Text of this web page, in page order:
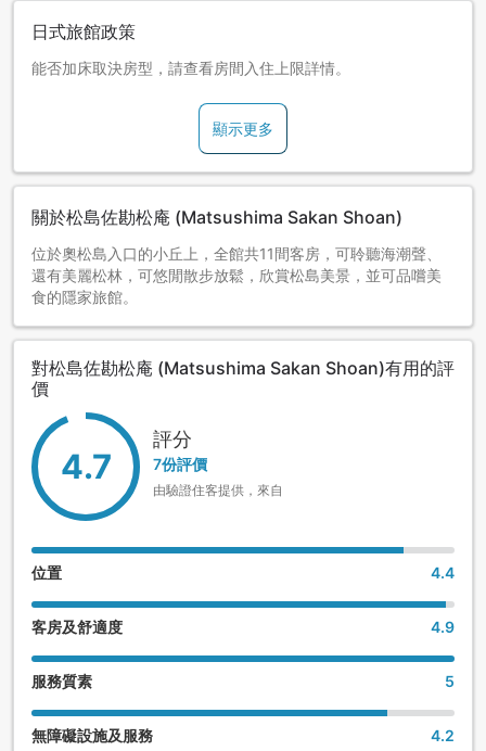
日式旅館政策
能否加床取決房型，請查看房間入住上限詳情。
顯示更多
關於松島佐勘松庵 (Matsushima Sakan Shoan)
位於奧松島入口的小丘上，全館共11間客房，可聆聽海潮聲、
還有美麗松林，可悠閒散步放鬆，欣賞松島美景，並可品嚐美
食的隱家旅館。
對松島佐勘松庵 (Matsushima Sakan Shoan)有用的評
價
4.7
評分
7份評價
由驗證住客提供，來自
位置 4.4
客房及舒適度 4.9
服務質素 5
無障礙設施及服務 4.2